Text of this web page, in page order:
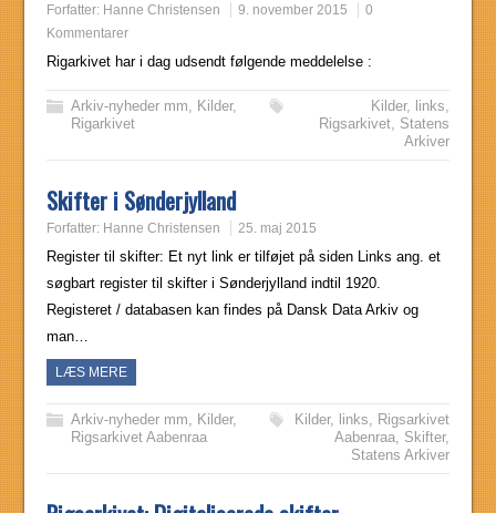
Forfatter: Hanne Christensen 9. november 2015
0
Kommentarer
Rigarkivet har i dag udsendt følgende meddelelse :
Arkiv-nyheder mm Kilder,
Rigarkivet
Kilder, links
Rigsarkivet, Statens
Arkiver
Skifter i Sønderjylland
Forfatter: Hanne Christensen 25. maj 2015
Register til skifter: Et nyt link er tilføjet på siden Links ang. et
søgbart register til skifter i Sønderjylland indtil 1920.
Registeret / databasen kan findes på Dansk Data Arkiv og
man…
LÆS MERE
Arkiv-nyheder mm Kilder,
Rigsarkivet Aabenraa
Kilder, links
Rigsarkivet
Aabenraa, Skifter,
Statens Arkiver